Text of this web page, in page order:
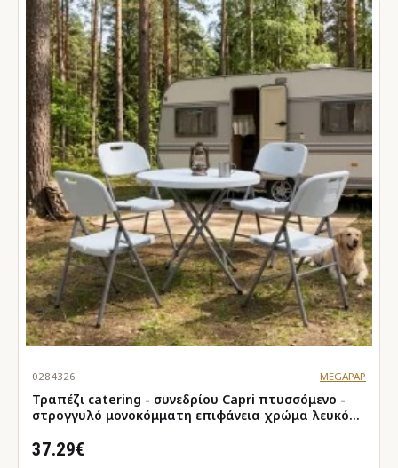
0284326 MEGAPAP
Τραπέζι catering - συνεδρίου Capri πτυσσόμενο -
στρογγυλό μονοκόμματη επιφάνεια χρώμα λευκό
37.29€